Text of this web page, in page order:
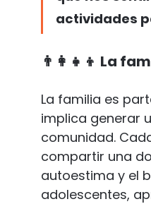
actividades
👨‍👩‍👧‍👦 La
La familia es
implica generar
comunidad.
compartir una
autoestima y el
adolescentes,